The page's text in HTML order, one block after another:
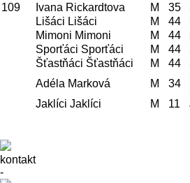
109
Ivana Rickardtova M 35
Lišáci Lišáci
M 44
Mimoni Mimoni
M 44
Sporťáci Sporťáci
M 44
Šťastňáci Šťastňáci
M 44
Adéla Marková
M 34
Jaklíci Jaklíci
M 11
kontakt
-